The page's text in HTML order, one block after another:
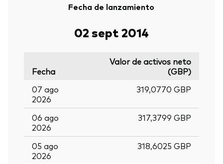
Fecha de lanzamiento
02 sept 2014
Fecha
Valor de activos neto
(GBP)
07 ago
2026
319,0770 GBP
06 ago
2026
317,3799 GBP
05 ago
2026
318,6025 GBP